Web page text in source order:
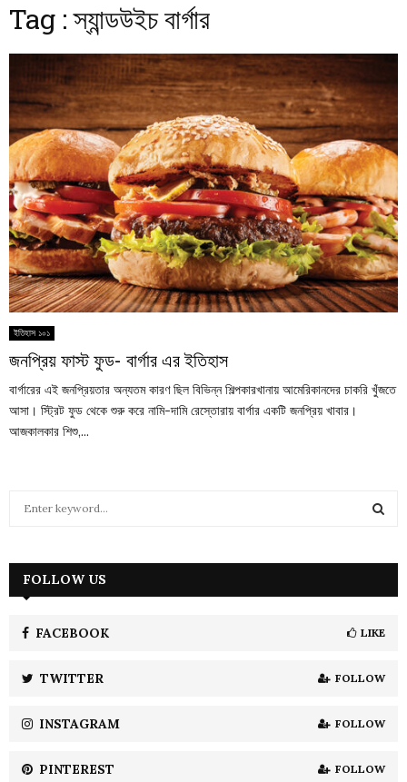
Tag : স্যান্ডউইচ বার্গার
ইতিহাস ১০১
জনপ্রিয় ফাস্ট ফুড- বার্গার এর ইতিহাস
বার্গারের এই জনপ্রিয়তার অন্যতম কারণ ছিল বিভিন্ন শিল্পকারখানায় আমেরিকানদের চাকরি খুঁজতে
আসা। স্ট্রিট ফুড থেকে শুরু করে নামি-দামি রেস্তোরায় বার্গার একটি জনপ্রিয় খাবার।
আজকালকার শিশু,...
h
H
FOLLOW US
FACEBOOK LIKE
TWITTER FOLLOW
INSTAGRAM FOLLOW
PINTEREST FOLLOW